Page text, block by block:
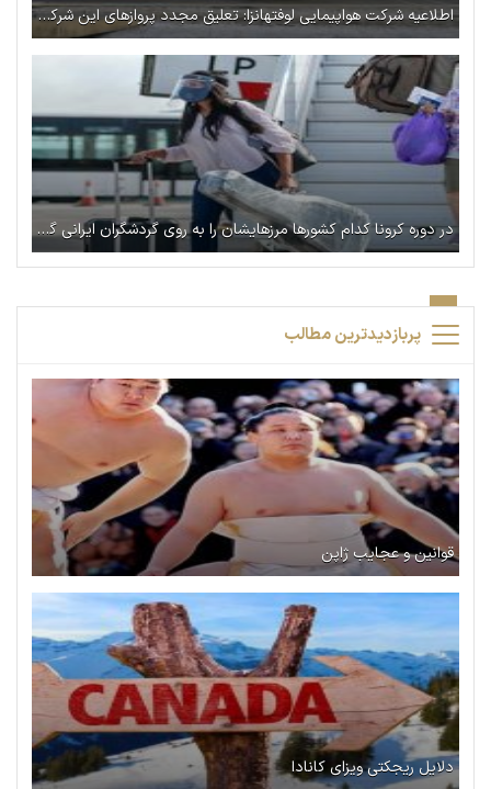
اطلاعیه شرکت هواپیمایی لوفتهانزا: تعلیق مجدد پروازهای این شرکت به ایران
در دوره کرونا کدام کشورها مرزهایشان را به روی گردشگران ایرانی گشوده‌اند؟
پربازدیدترین مطالب
قوانین و عجایب ژاپن
دلایل ریجکتی ویزای کانادا